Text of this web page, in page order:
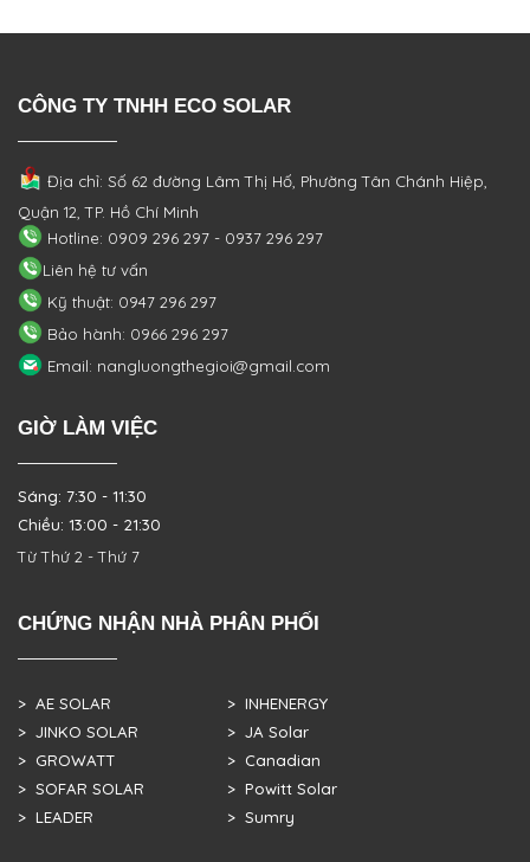
CÔNG TY TNHH ECO SOLAR
Địa chỉ: Số 62 đường Lâm Thị Hố, PhườngTân Chánh Hiệp,
Quận 12, TP. Hồ Chí Minh
Hotline: 0909 296 297 - 0937 296 297
Liên hệ tư vấn
Kỹ thuật: 0947 296 297
Bảo hành: 0966 296 297
Email: nangluongthegioi@gmail.com
GIỜ LÀM VIỆC
Sáng: 7:30 - 11:30
Chiều: 13:00 - 21:30
Từ Thứ 2 - Thứ 7
CHỨNG NHẬN NHÀ PHÂN PHỐI
> AE SOLAR
> JINKO SOLAR
> GROWATT
> SOFAR SOLAR
> LEADER
> INHENERGY
> JA Solar
> Canadian
> Powitt Solar
> Sumry